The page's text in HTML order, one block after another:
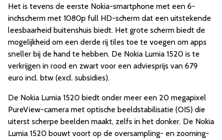
Het is tevens de eerste Nokia-smartphone met een 6-
inchscherm met 1080p full HD-scherm dat een uitstekende
leesbaarheid buitenshuis biedt. Het grote scherm biedt de
mogelijkheid om een derde rij tiles toe te voegen om apps
sneller bij de hand te hebben. De Nokia Lumia 1520 is te
verkrijgen in rood en zwart voor een adviesprijs van 679
euro incl. btw (excl. subsidies).
De Nokia Lumia 1520 biedt onder meer een 20 megapixel
PureView-camera met optische beeldstabilisatie (OIS) die
uiterst scherpe beelden maakt, zelfs in het donker. De Nokia
Lumia 1520 bouwt voort op de oversampling- en zooming-